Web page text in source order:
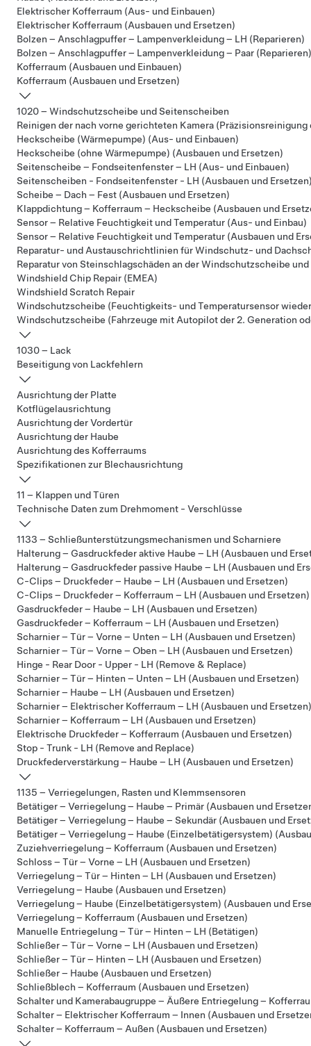
Elektrischer Kofferraum (Aus- und Einbauen)
Elektrischer Kofferraum (Ausbauen und Ersetzen)
Bolzen – Anschlagpuffer – Lampenverkleidung – LH (Reparieren)
Bolzen – Anschlagpuffer – Lampenverkleidung – Paar (Reparieren)
Kofferraum (Ausbauen und Einbauen)
Kofferraum (Ausbauen und Ersetzen)
1020 – Windschutzscheibe und Seitenscheiben
Reinigen der nach vorne gerichteten Kamera
Heckscheibe (Wärmepumpe) (Aus- und Einbauen)
Heckscheibe (ohne Wärmepumpe) (Ausbauen und Ersetzen)
Seitenscheibe – Fondseitenfenster – LH (Aus- und Einbauen)
Seitenscheiben - Fondseitenfenster - LH (Ausbauen und
Scheibe – Dach – Fest (Ausbauen und Ersetzen)
Klappdichtung – Kofferraum – Heckscheibe (Ausbauen und
Sensor – Relative Feuchtigkeit und Temperatur (Aus- und Einbau)
Sensor – Relative Feuchtigkeit und Temperatur (Ausbauen und
Reparatur- und Austauschrichtlinien für Windschutz- und
Reparatur von Steinschlagschäden an der Windschutzscheibe
Windshield Chip Repair (EMEA)
Windshield Scratch Repair
Windschutzscheibe (Feuchtigkeits- und Temperatursensor
Windschutzscheibe (Fahrzeuge mit Autopilot der 2. Generation
1030 – Lack
Beseitigung von Lackfehlern
Ausrichtung der Platte
Kotflügelausrichtung
Ausrichtung der Vordertür
Ausrichtung der Haube
Ausrichtung des Kofferraums
Spezifikationen zur Blechausrichtung
11 – Klappen und Türen
Technische Daten zum Drehmoment - Verschlüsse
1133 – Schließunterstützungsmechanismen und Scharniere
Halterung – Gasdruckfeder aktive Haube – LH (Ausbauen und
Halterung – Gasdruckfeder passive Haube – LH (Ausbauen und
C-Clips – Druckfeder – Haube – LH (Ausbauen und Ersetzen)
C-Clips – Druckfeder – Kofferraum – LH (Ausbauen und Ersetzen)
Gasdruckfeder – Haube – LH (Ausbauen und Ersetzen)
Gasdruckfeder – Kofferraum – LH (Ausbauen und Ersetzen)
Scharnier – Tür – Vorne – Unten – LH (Ausbauen und Ersetzen)
Scharnier – Tür – Vorne – Oben – LH (Ausbauen und Ersetzen)
Hinge - Rear Door - Upper - LH (Remove & Replace)
Scharnier – Tür – Hinten – Unten – LH (Ausbauen und Ersetzen)
Scharnier – Haube – LH (Ausbauen und Ersetzen)
Scharnier – Elektrischer Kofferraum – LH (Ausbauen und Ersetzen)
Scharnier – Kofferraum – LH (Ausbauen und Ersetzen)
Elektrische Druckfeder – Kofferraum (Ausbauen und Ersetzen)
Stop - Trunk - LH (Remove and Replace)
Druckfederverstärkung – Haube – LH (Ausbauen und Ersetzen)
1135 – Verriegelungen, Rasten und Klemmsensoren
Betätiger – Verriegelung – Haube – Primär (Ausbauen und
Betätiger – Verriegelung – Haube – Sekundär (Ausbauen und
Betätiger – Verriegelung – Haube (Einzelbetätigersystem)
Zuziehverriegelung – Kofferraum (Ausbauen und Ersetzen)
Schloss – Tür – Vorne – LH (Ausbauen und Ersetzen)
Verriegelung – Tür – Hinten – LH (Ausbauen und Ersetzen)
Verriegelung – Haube (Ausbauen und Ersetzen)
Verriegelung – Haube (Einzelbetätigersystem) (Ausbauen und
Verriegelung – Kofferraum (Ausbauen und Ersetzen)
Manuelle Entriegelung – Tür – Hinten – LH (Betätigen)
Schließer – Tür – Vorne – LH (Ausbauen und Ersetzen)
Schließer – Tür – Hinten – LH (Ausbauen und Ersetzen)
Schließer – Haube (Ausbauen und Ersetzen)
Schließblech – Kofferraum (Ausbauen und Ersetzen)
Schalter und Kamerabaugruppe – Äußere Entriegelung –
Schalter – Elektrischer Kofferraum – Innen (Ausbauen und
Schalter – Kofferraum – Außen (Ausbauen und Ersetzen)